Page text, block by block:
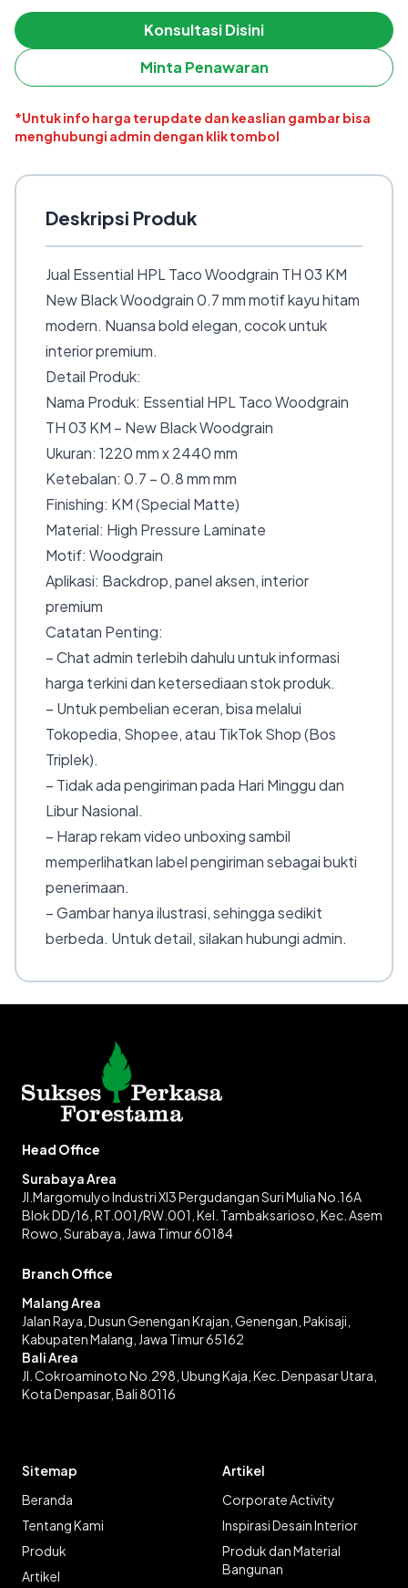
Konsultasi Disini
Minta Penawaran
*Untuk info harga terupdate dan keaslian gambar bisa
menghubungi admin dengan klik tombol
Deskripsi Produk
Jual Essential HPL Taco Woodgrain TH 03 KM
New Black Woodgrain 0.7 mm motif kayu hitam
modern. Nuansa bold elegan, cocok untuk
interior premium.
Detail Produk:
Nama Produk: Essential HPL Taco Woodgrain
TH 03 KM – New Black Woodgrain
Ukuran: 1220 mm x 2440 mm
Ketebalan: 0.7 – 0.8 mm mm
Finishing: KM (Special Matte)
Material: High Pressure Laminate
Motif: Woodgrain
Aplikasi: Backdrop, panel aksen, interior
premium
Catatan Penting:
– Chat admin terlebih dahulu untuk informasi
harga terkini dan ketersediaan stok produk.
– Untuk pembelian eceran, bisa melalui
Tokopedia, Shopee, atau TikTok Shop (Bos
Triplek).
– Tidak ada pengiriman pada Hari Minggu dan
Libur Nasional.
– Harap rekam video unboxing sambil
memperlihatkan label pengiriman sebagai bukti
penerimaan.
– Gambar hanya ilustrasi, sehingga sedikit
berbeda. Untuk detail, silakan hubungi admin.
Head Office
Surabaya Area
Jl.Margomulyo Industri XI3 Pergudangan Suri Mulia No.16A
Blok DD/16, RT.001/RW.001, Kel. Tambaksarioso, Kec. Asem
Rowo, Surabaya, Jawa Timur 60184
Branch Office
Malang Area
Jalan Raya, Dusun Genengan Krajan, Genengan, Pakisaji,
Kabupaten Malang, Jawa Timur 65162
Bali Area
Jl. Cokroaminoto No.298, Ubung Kaja, Kec. Denpasar Utara,
Kota Denpasar, Bali 80116
Sitemap
Beranda
Tentang Kami
Produk
Artikel
Artikel
Corporate Activity
Inspirasi Desain Interior
Produk dan Material
Bangunan